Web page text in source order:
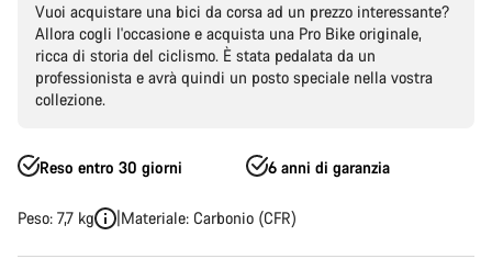
Vuoi acquistare una bici da corsa ad un prezzo interessante?
Allora cogli l'occasione e acquista una Pro Bike originale,
ricca di storia del ciclismo. È stata pedalata da un
professionista e avrà quindi un posto speciale nella vostra
collezione.
Reso entro 30 giorni 6 anni di garanzia
Peso: 7,7 kg Materiale: Carbonio (CFR)